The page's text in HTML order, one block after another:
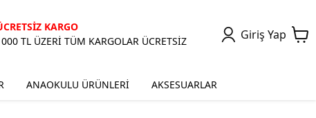
KARGO
TL ÜZERİ TÜM KARGOLAR ÜCRETSİZ
Giriş Yap
ANAOKULU ÜRÜNLERİ AKSESUARLAR